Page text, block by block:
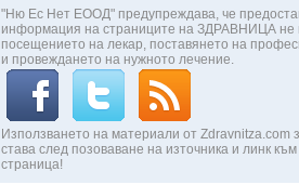
"Ню Ес Нет ЕООД" предупреждава, че
информация на страниците на ЗДРАВНИЦА не
посещението на лекар, поставянето на
и провеждането на нужното лечение.
Използването на материали от Zdravnitza.com
става след позоваване на източника и линк
страница!